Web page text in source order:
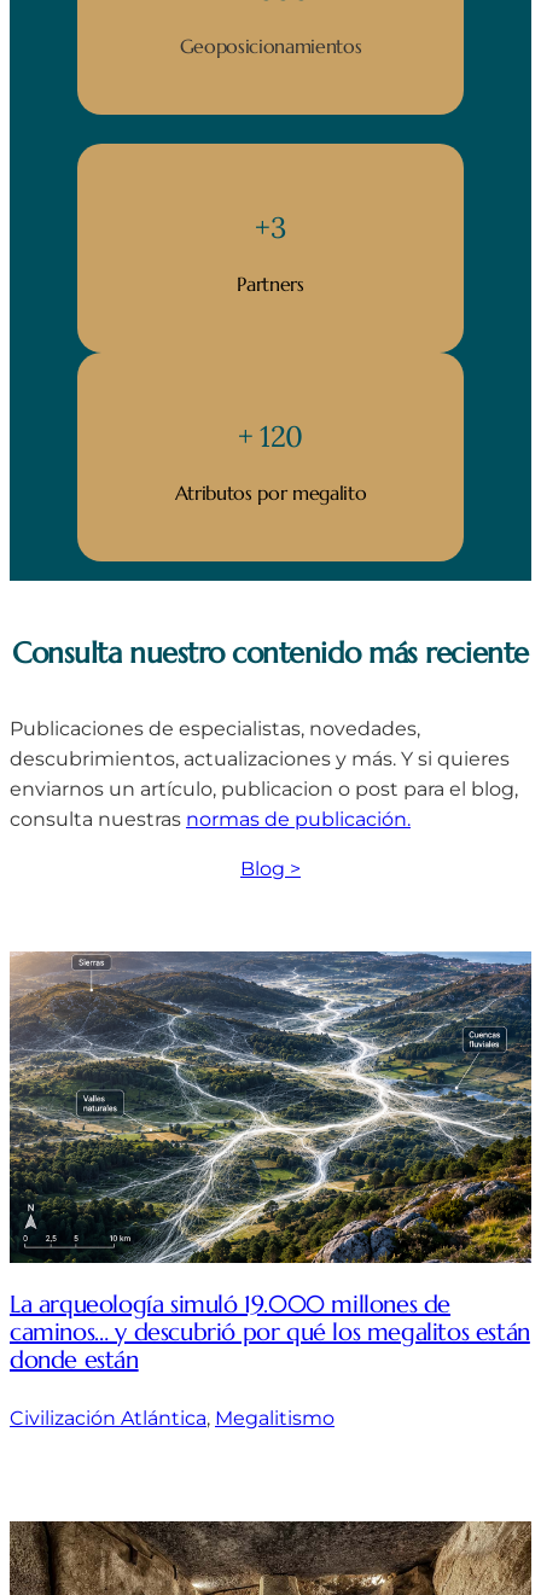
Geoposicionamientos
+3
Partners
+ 120
Atributos por megalito
Consulta nuestro contenido más reciente
Publicaciones de especialistas, novedades,
descubrimientos, actualizaciones y más. Y si quieres
enviarnos un artículo, publicacion o post para el blog,
consulta nuestras normas de publicación.
Blog >
La arqueología simuló 19.000 millones de
caminos… y descubrió por qué los megalitos están
donde están
Civilización Atlántica, Megalitismo